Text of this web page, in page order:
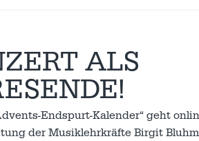
ALS
Endspurt-Kalender“ geht
der Musiklehrkräfte Birgit